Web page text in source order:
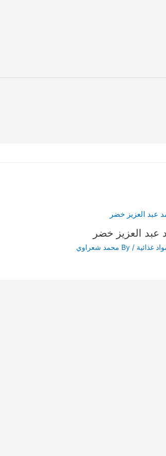
عبد العزيز خضر
غذائية / By محمد شعراوي